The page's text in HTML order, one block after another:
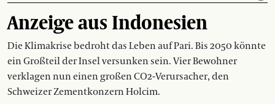
Anzeige aus Indonesien
Die Klimakrise bedroht das Leben auf Pari. Bis 2050 könnte
ein Großteil der Insel versunken sein. Vier Bewohner
verklagen nun einen großen CO2-Verursacher, den
Schweizer Zementkonzern Holcim.